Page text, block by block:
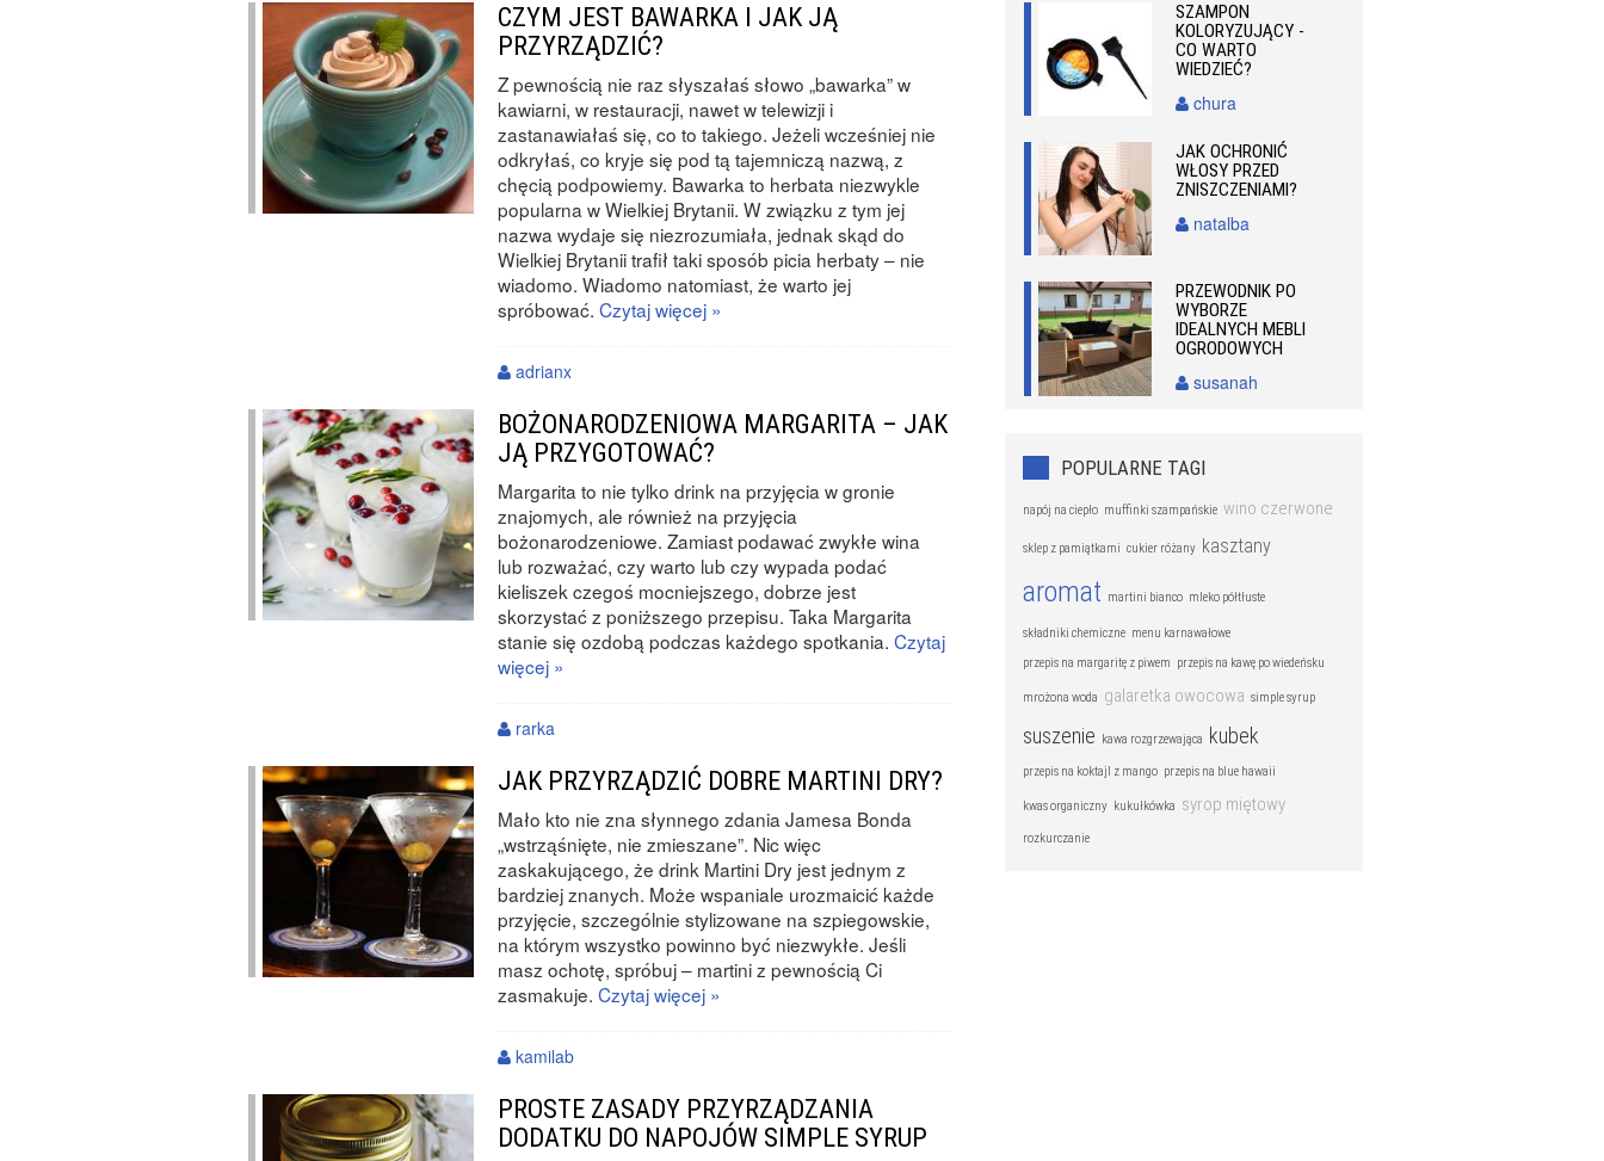
CZYM JEST BAWARKA I JAK JĄ
PRZYRZĄDZIĆ?
Z pewnością nie raz słyszałaś słowo „bawarka” w
kawiarni, w restauracji, nawet w telewizji i
zastanawiałaś się, co to takiego. Jeżeli wcześniej nie
odkryłaś, co kryje się pod tą tajemniczą nazwą, z
chęcią podpowiemy. Bawarka to herbata niezwykle
popularna w Wielkiej Brytanii. W związku z tym jej
nazwa wydaje się niezrozumiała, jednak skąd do
Wielkiej Brytanii trafił taki sposób picia herbaty – nie
wiadomo. Wiadomo natomiast, że warto jej
spróbować.Czytaj więcej »
adrianx
BOŻONARODZENIOWA MARGARITA – JAK
JĄ PRZYGOTOWAĆ?
Margarita to nie tylko drink na przyjęcia w gronie
znajomych, ale również na przyjęcia
bożonarodzeniowe. Zamiast podawać zwykłe wina
lub rozważać, czy warto lub czy wypada podać
kieliszek czegoś mocniejszego, dobrze jest
skorzystać z poniższego przepisu. Taka Margarita
stanie się ozdobą podczas każdego spotkania.Czytaj
więcej »
rarka
JAK PRZYRZĄDZIĆ DOBRE MARTINI DRY?
Mało kto nie zna słynnego zdania Jamesa Bonda
„wstrząśnięte, nie zmieszane”. Nic więc
zaskakującego, że drink Martini Dry jest jednym z
bardziej znanych. Może wspaniale urozmaicić każde
przyjęcie, szczególnie stylizowane na szpiegowskie,
na którym wszystko powinno być niezwykłe. Jeśli
masz ochotę, spróbuj – martini z pewnością Ci
zasmakuje.Czytaj więcej »
kamilab
PROSTE ZASADY PRZYRZĄDZANIA
DODATKU DO NAPOJÓW SIMPLE SYRUP
SZAMPON
KOLORYZUJĄCY -
CO WARTO
WIEDZIEĆ?
chura
JAK OCHRONIĆ
WŁOSY PRZED
ZNISZCZENIAMI?
natalba
PRZEWODNIK PO
WYBORZE
IDEALNYCH MEBLI
OGRODOWYCH
susanah
POPULARNE TAGI
napój na ciepło muffinki szampańskie wino czerwone
sklep z pamiątkami cukier różany kasztany
aromat martini bianco mleko półtłuste
składniki chemiczne menu karnawałowe
przepis na margaritę z piwem przepis na kawę po wiedeńsku
mrożona woda galaretka owocowa simple syrup
suszenie kawa rozgrzewająca kubek
przepis na koktajl z mango przepis na blue hawaii
kwas organiczny kukułkówka syrop miętowy
rozkurczanie